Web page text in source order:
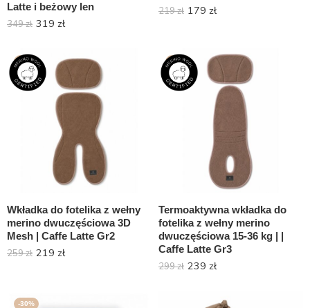
Latte i beżowy len
349zł 319 zł
219zł 179 zł
-15%
Wkładka do fotelika z wełny
merino dwuczęściowa 3D
Mesh | Caffe Latte Gr2
259zł 219 zł
-20%
Termoaktywna wkładka do
fotelika z wełny merino
dwuczęściowa 15-36 kg | |
Caffe Latte Gr3
299zł 239 zł
-30%